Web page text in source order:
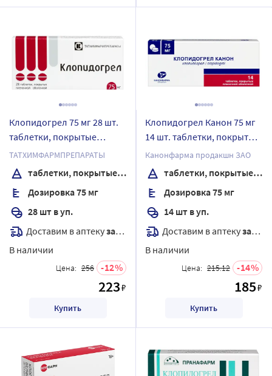
Клопидогрел 75 мг 28 шт.
таблетки, покрытые
пленочной оболочкой
ТАТХИМФАРМПРЕПАРАТЫ
таблетки, покрытые пленочной оболочкой
Дозировка 75 мг
28 шт в уп.
Доставим в аптекузавтра
В наличии
Цена: 256 12
223₽
Купить
Клопидогрел Канон 75 мг
14 шт. таблетки, покрытые
пленочной оболочкой
Канонфарма продакшн ЗАО
таблетки, покрытые пленочной оболочкой
Дозировка 75 мг
14 шт в уп.
Доставим в аптекузавтра
В наличии
Цена: 215.12 14
185₽
Купить